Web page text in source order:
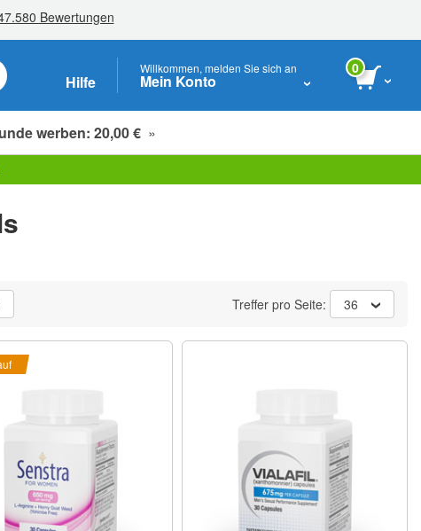
Hilfe
Willkommen, melden Sie sich an
Mein Konto
0
werben: 20,00 € »
Treffer pro Seite: 36